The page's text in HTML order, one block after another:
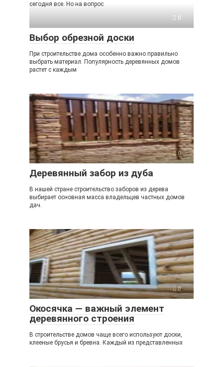
сегодня все. Но на вопрос
0
Выбор обрезной доски
При строительстве дома особенно важно правильно
выбрать материал. Популярность деревянных домов
растет с каждым
0
Деревянный забор из дуба
В нашей стране строительство заборов из дерева
выбирает основная масса владельцев частных домов
дач.
0
Окосячка — важный элемент
деревянного строения
В строительстве домов чаще всего используют доски,
клееные брусья и бревна. Каждый из представленных